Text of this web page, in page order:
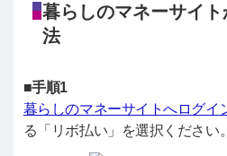
暮らしのマネーサイ
法
■手順1
暮らしのマネーサイトへログイ
る「リボ払い」を選択ください。